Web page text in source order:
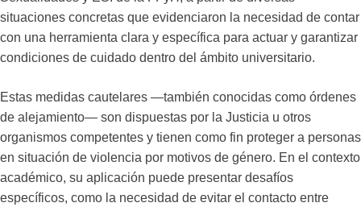
situaciones concretas que evidenciaron la necesidad de contar
con una herramienta clara y específica para actuar y garantizar
condiciones de cuidado dentro del ámbito universitario.
Estas medidas cautelares —también conocidas como órdenes
de alejamiento— son dispuestas por la Justicia u otros
organismos competentes y tienen como fin proteger a personas
en situación de violencia por motivos de género. En el contexto
académico, su aplicación puede presentar desafíos
específicos, como la necesidad de evitar el contacto entre